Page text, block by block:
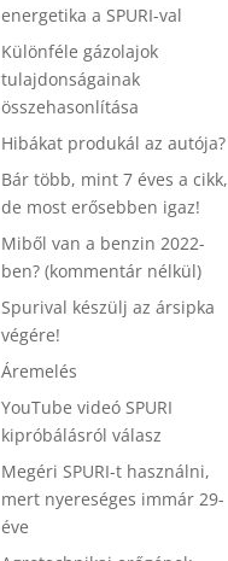
energetika a SPURI-val
Különféle gázolajok
tulajdonságainak
összehasonlítása
Hibákat produkál az autója?
Bár több, mint 7 éves a cikk,
de most erősebben igaz!
Miből van a benzin 2022-
ben? (kommentár nélkül)
Spurival készülj az ársipka
végére!
Áremelés
YouTube videó SPURI
kipróbálásról válasz
Megéri SPURI-t használni,
mert nyereséges immár 29-
éve